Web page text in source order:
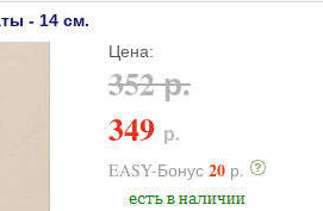
- 14 см.
Цена:
352 р.
349 р.
EASY-Бонус 20 р.